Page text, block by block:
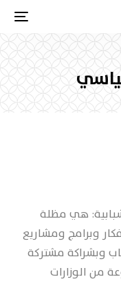
هي مظلة
وبرامج ومشاريع
وبشراكة مشتركة
من الوزارات